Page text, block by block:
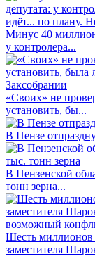
Минус 40
у контролера...
«Своих» не
установить, бы...
В Пензе
В Пензенской
тонн зерна...
Шесть миллионов
заместителя